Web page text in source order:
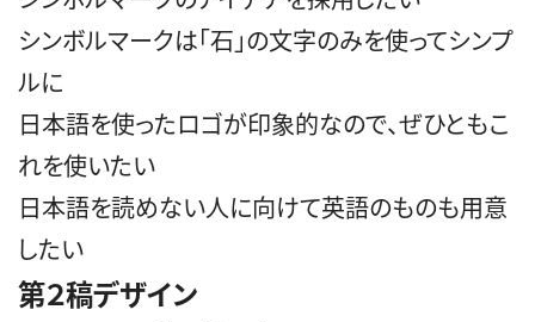
シンボルマークは「石」の文字のみを使ってシンプ
ルに
日本語を使ったロゴが印象的なので、ぜひともこ
れを使いたい
日本語を読めない人に向けて英語のものも用意
したい
第２稿デザイン